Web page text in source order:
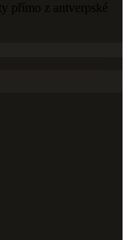
přímo z antverpské